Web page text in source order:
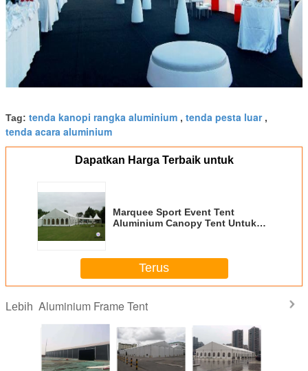
Tag: tenda kanopi rangka aluminium , tenda pesta luar,
tenda acara aluminium
Dapatkan Harga Terbaik untuk
Marquee Sport Event Tent
Aluminium Canopy Tent Untuk
Terus
Lebih Aluminium Frame Tent